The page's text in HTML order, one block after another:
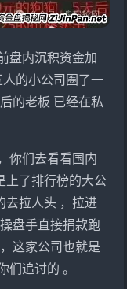
盘内沉积资金加
的小公司圈了一
的老板 已经在私
你们去看看国内
上了排行榜的大公
去拉人头 ，拉进
盘手直接捐款跑
这家公司也就是
追讨的 。